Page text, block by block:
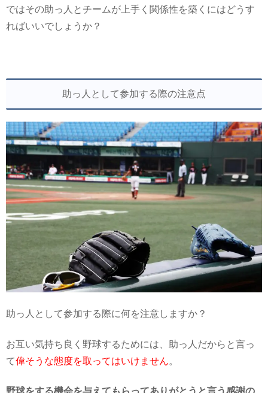
ではその助っ人とチームが上手く関係性を築くにはどうす
ればいいでしょうか？
助っ人として参加する際の注意点
助っ人として参加する際に何を注意しますか？
お互い気持ち良く野球するためには、助っ人だからと言っ
て偉そうな態度を取ってはいけません。